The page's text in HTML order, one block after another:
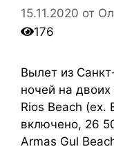
15.11.2020 от
176
Вылет из
ночей на двоих
Rios Beach (ex.
включено, 26
Armas Gul